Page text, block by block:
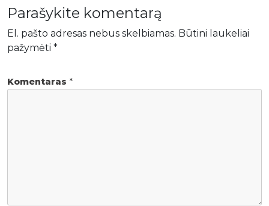
Parašykite komentarą
El. pašto adresas nebus skelbiamas. Būtini laukeliai
pažymėti *
Komentaras *